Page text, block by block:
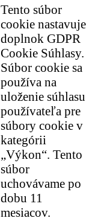
Tento súbor
cookie nastavuje
doplnok GDPR
Cookie Súhlasy.
Súbor cookie sa
používa na
uloženie súhlasu
používateľa pre
súbory cookie v
kategórii
„Výkon“. Tento
súbor
uchovávame po
dobu 11
mesiacov.